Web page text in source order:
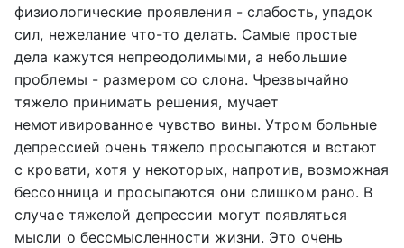
физиологические проявления - слабость, упадок
сил, нежелание что-то делать. Самые простые
дела кажутся непреодолимыми, а небольшие
проблемы - размером со слона. Чрезвычайно
тяжело принимать решения, мучает
немотивированное чувство вины. Утром больные
депрессией очень тяжело просыпаются и встают
с кровати, хотя у некоторых, напротив, возможная
бессонница и просыпаются они слишком рано. В
случае тяжелой депрессии могут появляться
мысли о бессмысленности жизни. Это очень